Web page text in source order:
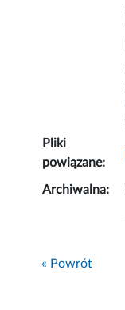
Pliki
powiązane:
Archiwalna:
« Powrót